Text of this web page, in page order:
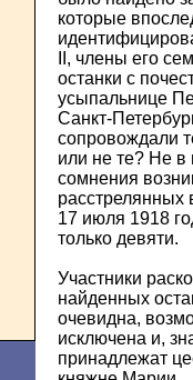
которые
II, члены его
останки с
усыпальнице
Санкт-
сопровождали
или не те? Не
сомнения
расстрелянных
17 июля 1918
только девяти.
Участники
найденных
очевидна,
исключена и,
принадлежат